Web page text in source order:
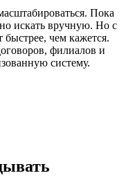
Пока
искать вручную. Но с
быстрее, чем кажется.
филиалов и
систему.